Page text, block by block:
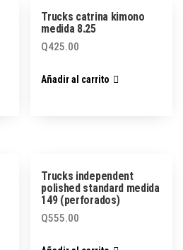
Trucks catrina kimono
medida 8.25
Q425.00
Añadir al carrito
Trucks independent
polished standard medida
149 (perforados)
Q555.00